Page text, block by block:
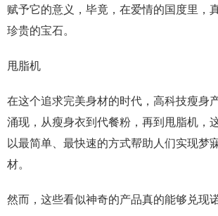
赋予它的意义，毕竟，在爱情的国度里，
珍贵的宝石。
甩脂机
在这个追求完美身材的时代，高科技瘦身
涌现，从瘦身衣到代餐粉，再到甩脂机，
以最简单、最快速的方式帮助人们实现梦
材。
然而，这些看似神奇的产品真的能够兑现